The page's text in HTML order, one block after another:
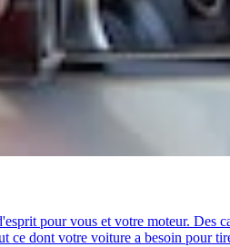
pour vous et votre moteur. Des
ce dont votre voiture a besoin pour